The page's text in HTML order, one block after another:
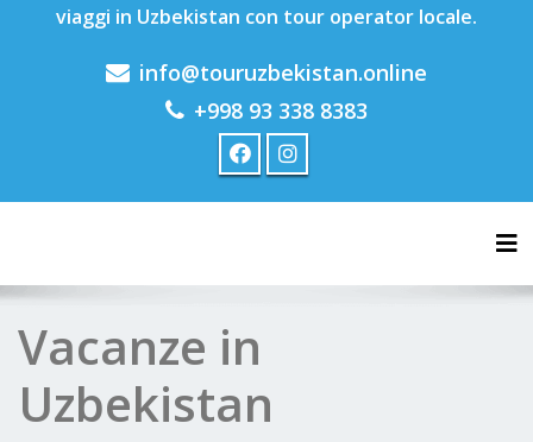
viaggi in Uzbekistan con tour operator locale.
info@touruzbekistan.online
+998 93 338 8383
Vacanze in
Uzbekistan